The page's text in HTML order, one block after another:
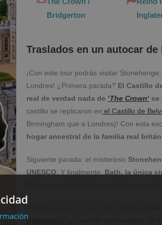
Bridgerton
Traslados en un autocar
¡Con este tour podrás visitar
Londres! ¿Primera parada? El Castillo
real de verdad nada de ‘The Crown‘ se
castillo se replicaron en el Castillo de
Birmingham que a Londres)! Con esta
hogar ancestral de la familia real
Siguiente parada: el misterioso
UNESCO . Y finalmente, Bath, la única
Bridgerton’
¡y sentirte un miembro de